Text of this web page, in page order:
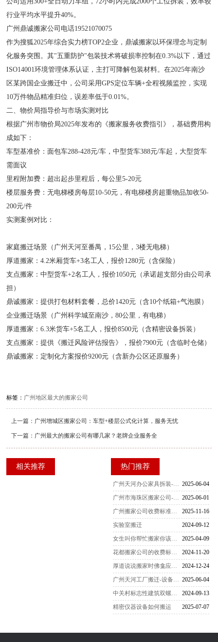
行业平均水平提升40%。
广州鼎诚搬家公司电话19521070075
作为搜狐2025年综合实力榜TOP2企业，鼎诚搬家以环保理念与定制
化服务突围。其"五重防护"包装技术将破损率控制在0.3%以下，通过
ISO14001环境管理体系认证，主打可降解包装材料。在2025年南沙
区某跨国企业搬迁中，公司采用GPS定位车辆+全程视频监控，实现
10万件物品精准归位，误差率低于0.01%。
二、物价局指导价与市场实测对比
根据广州市物价局2025年发布的《搬家服务收费指引》，基础费用构
成如下：
车型基准价：面包车288-428元/车，中型货车388元/车起，大型货车
需面议
里程附加费：超出起步里程后，每公里5-20元
楼层服务费：无电梯楼房每层10-50元，有电梯楼房超重物品加收50-
200元/件
实测案例对比：
家庭搬迁场景（广州天河至番禺，15公里，3楼无电梯）
厚道搬家：4.2米厢货车+3名工人，报价1280元（含保险）
支点搬家：中型货车+2名工人，报价1050元（承诺超支部分由公司承
担）
鼎诚搬家：提供打包材料套餐，总价1420元（含10个纸箱+气泡膜）
企业搬迁场景（广州科学城至南沙，80公里，有电梯）
厚道搬家：6.3米货车+5名工人，报价8500元（含精密设备拆装）
支点搬家：提供《搬迁风险评估报告》，报价7900元（含临时仓储）
鼎诚搬家：定制化方案报价9200元（含新办公区还原服务）
标签： 广州地区最大的搬家公司
上一篇： 广州增城区搬家公司：车型+楼层公式化计算，服务无忧
下一篇： 广州最大的搬家公司有哪几家？老牌企业服务全
相关推荐 热门推荐
2025-06-04
广州天河办公家具拆装-家具拆装的打包方法
2025-06-01
广州市海珠区搬家公司-女性员工是不可缺少的
2025-11-16
广州搬家公司收费标准一览表（2025最新版）
2024-09-12
实验室搬迁
2025-04-09
女生叫你帮忙搬家你该怎么办
2024-11-20
花都搬家公司的收费标准是怎么样的
2024-12-24
厚道说说搬家时佛龛应该怎么搬运
2025-06-04
广州天河工厂搬迁-设备搬迁要注意什么？
2024-09-13
中关村标志性建筑双螺旋雕塑搬家-
2025-07-07
精密仪器设备如何搬运